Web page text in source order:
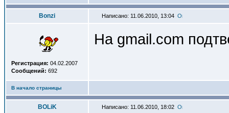
Bonzi Написано: 11.06.2010, 13:04
Регистрация: 04.02.2007
Сообщений: 692
На gmail.com
В начало страницы
BOLiK Написано: 11.06.2010, 18:02